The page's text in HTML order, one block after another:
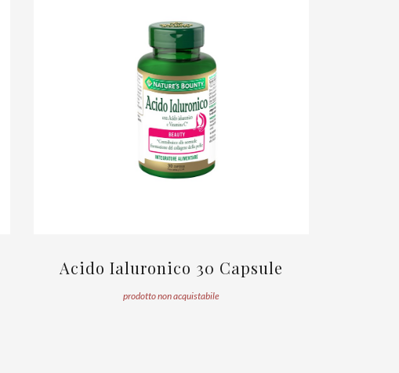
Acido Ialuronico 30 Capsule
prodotto non acquistabile